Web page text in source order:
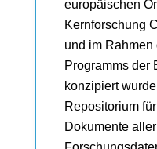
europäischen
Kernforschung
und im
Programms der
konzipiert
Repositorium
Dokumente